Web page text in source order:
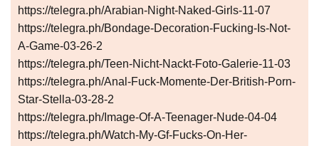
https://telegra.ph/Arabian-Night-Naked-Girls-11-07
https://telegra.ph/Bondage-Decoration-Fucking-Is-Not-
A-Game-03-26-2
https://telegra.ph/Teen-Nicht-Nackt-Foto-Galerie-11-03
https://telegra.ph/Anal-Fuck-Momente-Der-British-Porn-
Star-Stella-03-28-2
https://telegra.ph/Image-Of-A-Teenager-Nude-04-04
https://telegra.ph/Watch-My-Gf-Fucks-On-Her-